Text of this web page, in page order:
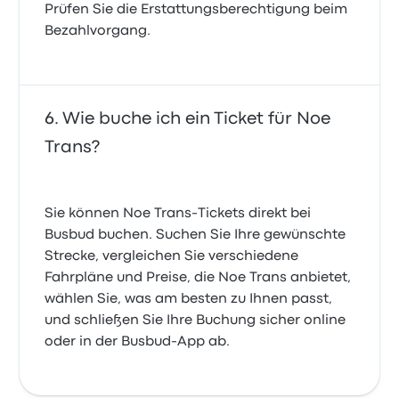
Prüfen Sie die Erstattungsberechtigung beim
Bezahlvorgang.
Wie buche ich ein Ticket für Noe
Trans?
Sie können Noe Trans-Tickets direkt bei
Busbud buchen. Suchen Sie Ihre gewünschte
Strecke, vergleichen Sie verschiedene
Fahrpläne und Preise, die Noe Trans anbietet,
wählen Sie, was am besten zu Ihnen passt,
und schließen Sie Ihre Buchung sicher online
oder in der Busbud-App ab.